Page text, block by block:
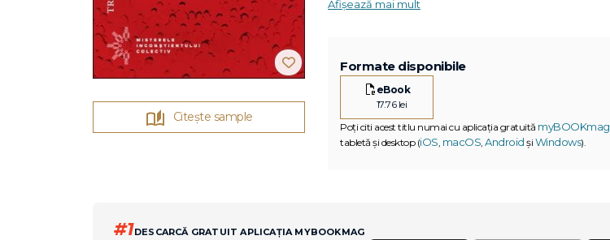
Citește sample
Afișează mai mult
Formate disponibile
eBook
17.76 lei
Poți citi acest titlu numai cu aplicația gratuită myBOOKmag
tabletă și desktop (iOS macOS Android și Windows).
#1DESCARCĂ GRATUIT APLICAȚIA MYBOOKMAG